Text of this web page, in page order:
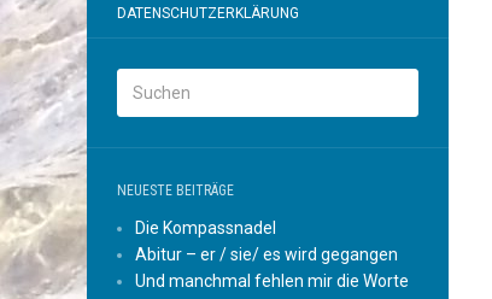
DATENSCHUTZERKLÄRUNG
NEUESTE BEITRÄGE
Die Kompassnadel
Abitur – er / sie/ es wird gegangen
Und manchmal fehlen mir die Worte